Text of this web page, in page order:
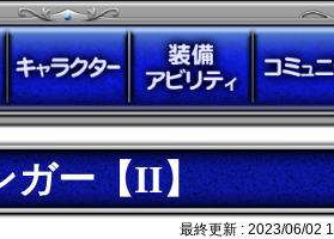
ガー【II】
最終更新 : 2023/06/02